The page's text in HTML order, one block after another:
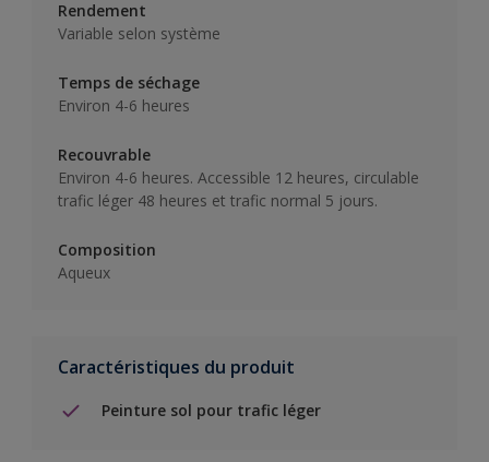
Rendement
Variable selon système
Temps de séchage
Environ 4-6 heures
Recouvrable
Environ 4-6 heures. Accessible 12 heures, circulable
trafic léger 48 heures et trafic normal 5 jours.
Composition
Aqueux
Caractéristiques du produit
Peinture sol pour trafic léger